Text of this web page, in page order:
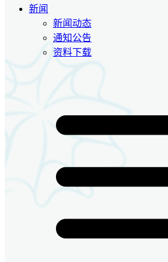
新闻
新闻动态
通知公告
资料下载